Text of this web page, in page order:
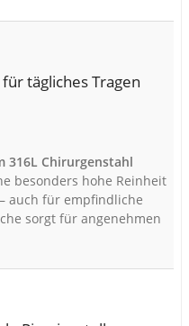
tägliches Tragen
316L Chirurgenstahl
besonders hohe Reinheit
auch für empfindliche
sorgt für angenehmen